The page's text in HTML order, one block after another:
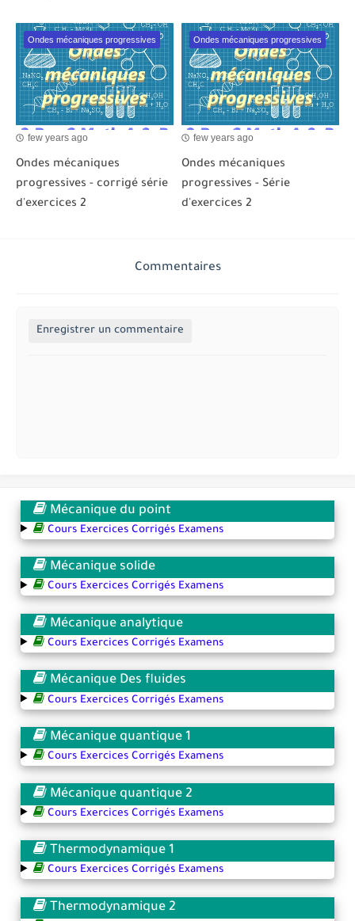
Ondes mécaniques progressives
few years ago
Ondes mécaniques
progressives - corrigé série
d'exercices 2
Ondes mécaniques progressives
few years ago
Ondes mécaniques
progressives - Série
d'exercices 2
Commentaires
Enregistrer un commentaire
Mécanique du point
Cours Exercices Corrigés Examens
Mécanique solide
Cours Exercices Corrigés Examens
Mécanique analytique
Cours Exercices Corrigés Examens
Mécanique Des fluides
Cours Exercices Corrigés Examens
Mécanique quantique 1
Cours Exercices Corrigés Examens
Mécanique quantique 2
Cours Exercices Corrigés Examens
Thermodynamique 1
Cours Exercices Corrigés Examens
Thermodynamique 2